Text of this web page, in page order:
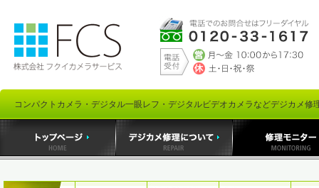
コンパクトカメラ・デジタル一眼レフ・デジタルビデオカメラなどデジカメ修